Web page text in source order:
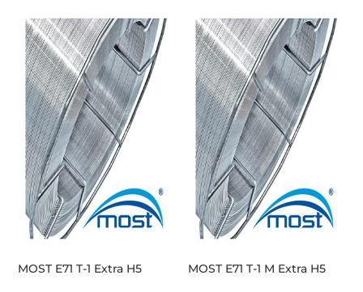
MOST E71 T-1 Extra H5 MOST E71 T-1 M Extra H5